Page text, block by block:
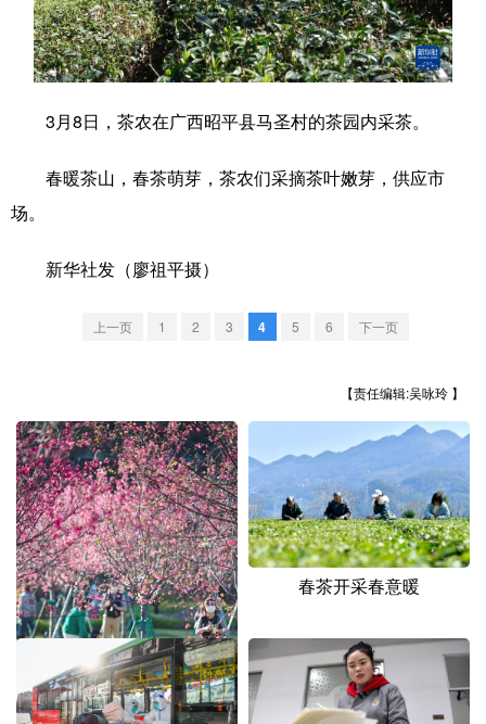
法律 中央文件 金融 汽车
食品 人居 信息化 数字经济
学术中国 乡村振兴 银龄 溯源中国
城市 旅游 能源 会展
公益 一带一路
北京 天津 山西
辽宁 吉林 上海 江苏
浙江 安徽 福建 江西
山东 河南 湖北 湖南
广东 广西
四川 贵州 云南
陕西 甘肃 青海 宁夏
3月8日，茶农在广西昭平县马圣村的茶园内采茶。
春暖茶山，春茶萌芽，茶农们采摘茶叶嫩芽，供应市
场。
新华社发（廖祖平摄）
上一页 1 2 3 4 5 6 下一页
【责任编辑:吴咏玲 】
春茶开采春意暖